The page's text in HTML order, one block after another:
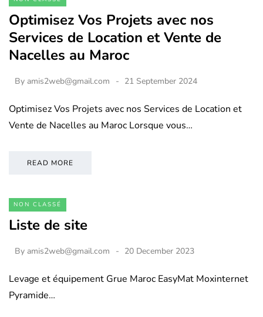
Optimisez Vos Projets avec nos
Services de Location et Vente de
Nacelles au Maroc
By amis2web@gmail.com 21 September 2024
Optimisez Vos Projets avec nos Services de Location et
Vente de Nacelles au Maroc Lorsque vous…
READ MORE
NON CLASSÉ
Liste de site
By amis2web@gmail.com 20 December 2023
Levage et équipement Grue Maroc EasyMat Moxinternet
Pyramide…